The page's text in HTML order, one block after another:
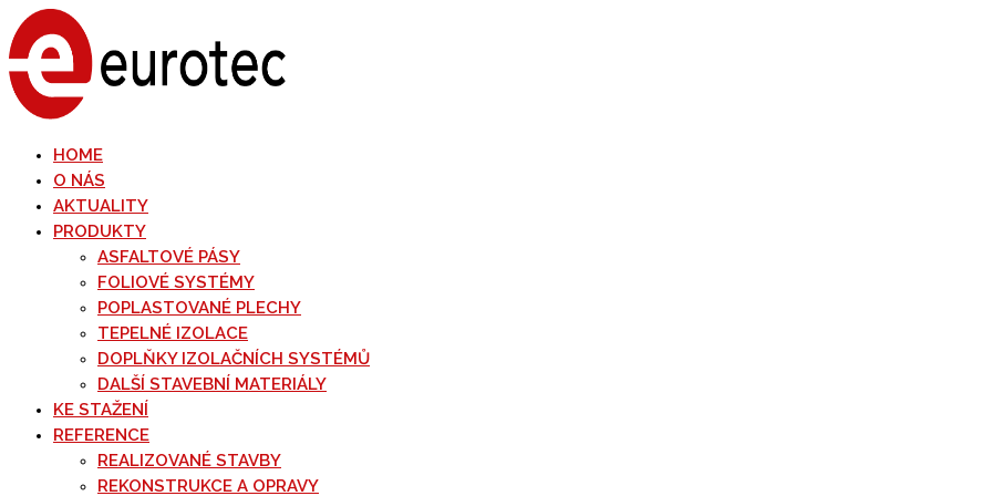
HOME
O NÁS
AKTUALITY
PRODUKTY
ASFALTOVÉ PÁSY
FOLIOVÉ SYSTÉMY
POPLASTOVANÉ PLECHY
TEPELNÉ IZOLACE
DOPLŇKY IZOLAČNÍCH SYSTÉMŮ
DALŠÍ STAVEBNÍ MATERIÁLY
KE STAŽENÍ
REFERENCE
REALIZOVANÉ STAVBY
REKONSTRUKCE A OPRAVY